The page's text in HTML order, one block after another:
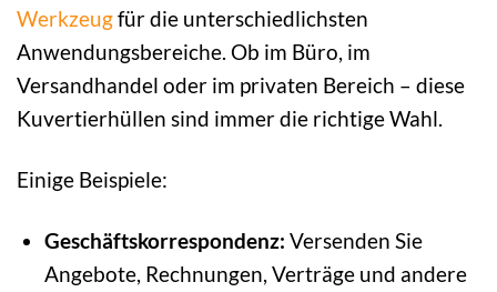
Werkzeugfür die unterschiedlichsten
Anwendungsbereiche. Ob im Büro, im
Versandhandel oder im privaten Bereich – diese
Kuvertierhüllen sind immer die richtige Wahl.
Einige Beispiele:
Geschäftskorrespondenz: Versenden Sie
Angebote, Rechnungen, Verträge und andere